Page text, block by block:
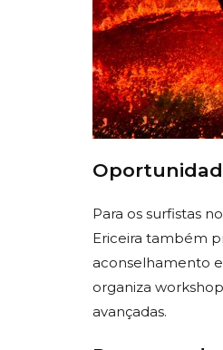
Para os surfistas
Ericeira também
aconselhamento
organiza
avançadas.